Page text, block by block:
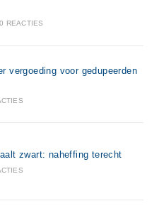
0 REACTIES
vergoeding voor gedupeerden
zwart: naheffing terecht